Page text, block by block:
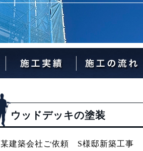
ウッドデッキの塗装
某建築会社ご依頼 S様邸新築工事